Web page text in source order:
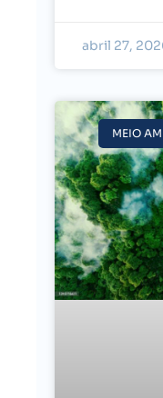
abril 27,
MEIO